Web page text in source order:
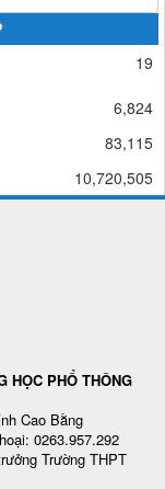
19
6,824
83,115
10,720,505
HỌC PHỔ THÔNG
Cao Bằng
0263.957.292
Trường THPT